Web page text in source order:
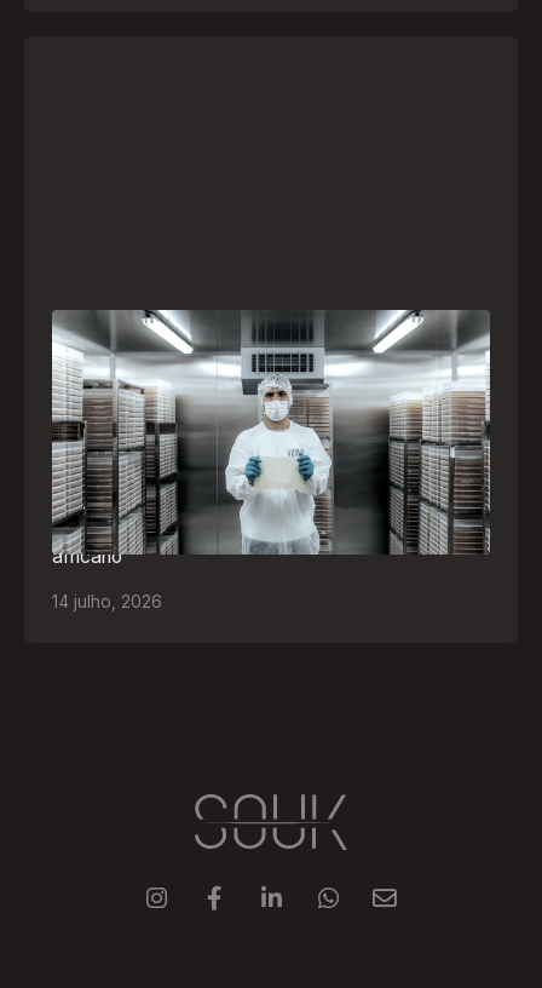
A paranaense Vuelo Pharma é uma das 13
empresas brasileiras selecionadas para
representar o Brasil na maior feira de
negócios de Angola
Empresa participará da FILDA 2026, em Luanda,
levando tecnologias brasileiras para tratamento de
feridas, ostomia e proteção cutânea ao mercado
africano
14 julho 2026
    